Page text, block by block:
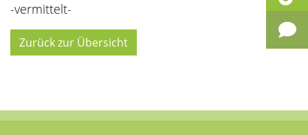
-vermittelt-
Zurück zur Übersicht